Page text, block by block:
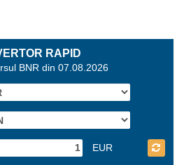
RAPID
BNR din 07.08.2026
EUR